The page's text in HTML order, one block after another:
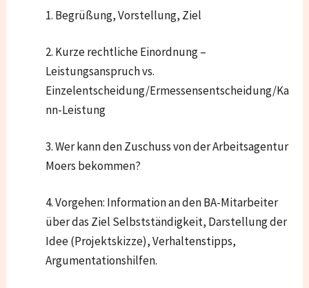
1. Begrüßung, Vorstellung, Ziel
2. Kurze rechtliche Einordnung –
Leistungsanspruch vs.
Einzelentscheidung/Ermessensentscheidung/Ka
nn-Leistung
3. Wer kann den Zuschuss von der Arbeitsagentur
Moers bekommen?
4. Vorgehen: Information an den BA-Mitarbeiter
über das Ziel Selbstständigkeit, Darstellung der
Idee (Projektskizze), Verhaltenstipps,
Argumentationshilfen.